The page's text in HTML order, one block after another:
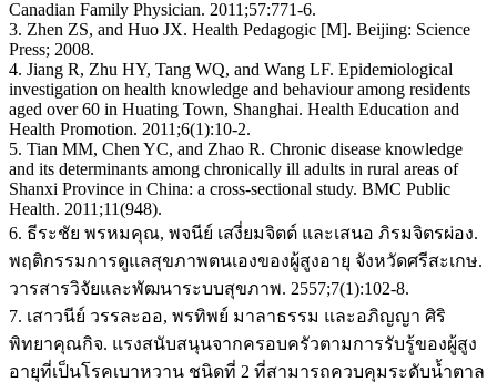
Canadian Family Physician. 2011;57:771-6.
3. Zhen ZS, and Huo JX. Health Pedagogic [M]. Beijing: Science
Press; 2008.
4. Jiang R, Zhu HY, Tang WQ, and Wang LF. Epidemiological
investigation on health knowledge and behaviour among residents
aged over 60 in Huating Town, Shanghai. Health Education and
Health Promotion. 2011;6(1):10-2.
5. Tian MM, Chen YC, and Zhao R. Chronic disease knowledge
and its determinants among chronically ill adults in rural areas of
Shanxi Province in China: a cross-sectional study. BMC Public
Health. 2011;11(948).
6. ธีระชัย พรหมคุณ, พจนีย์ เสงี่ยมจิตต์ และเสนอ ภิรมจิตรผ่อง.
พฤติกรรมการดูแลสุขภาพตนเองของผู้สูงอายุ จังหวัดศรีสะเกษ.
วารสารวิจัยและพัฒนาระบบสุขภาพ. 2557;7(1):102-8.
7. เสาวนีย์ วรรละออ, พรทิพย์ มาลาธรรม และอภิญญา ศิริ
พิทยาคุณกิจ. แรงสนับสนุนจากครอบครัวตามการรับรู้ของผู้สูง
อายุที่เป็นโรคเบาหวาน ชนิดที่ 2 ที่สามารถควบคุมระดับนํ้าตาล